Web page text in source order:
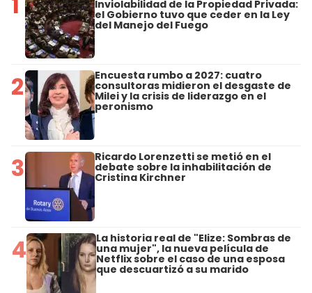
Inviolabilidad de la Propiedad Privada:
el Gobierno tuvo que ceder en la Ley
del Manejo del Fuego
2 Encuesta rumbo a 2027: cuatro
consultoras midieron el desgaste de
Milei y la crisis de liderazgo en el
peronismo
3 Ricardo Lorenzetti se metió en el
debate sobre la inhabilitación de
Cristina Kirchner
4 La historia real de "Elize: Sombras de
una mujer", la nueva película de
Netflix sobre el caso de una esposa
que descuartizó a su marido